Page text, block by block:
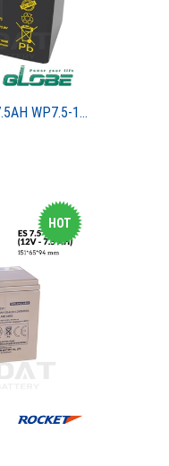
Ắc quy Long - Globe 12V 7.5AH WP7.5-12 ắc quy lưu điện, cửa cuốn, hệ thống camera, UPS
HOT